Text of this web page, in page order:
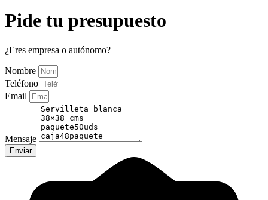
Pide tu presupuesto
¿Eres empresa o autónomo?
Nombre
Teléfono
Email
Mensaje
Enviar